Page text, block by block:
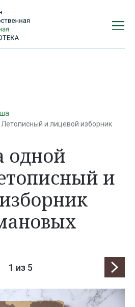
и лицевой изборник
одной
и
1 из 5